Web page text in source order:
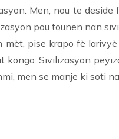
Men, nou te deside
pou tounen nan
pise krapo fè
kongo. Sivilizasyon
men se manje ki soti